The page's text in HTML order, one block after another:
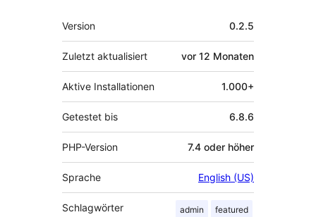
Meta
Version 0.2.5
Zuletzt aktualisiert vor 12 Monaten
Aktive Installationen 1.000+
Getestet bis 6.8.6
PHP-Version 7.4 oder höher
Sprache English (US)
Schlagwörter admin featured